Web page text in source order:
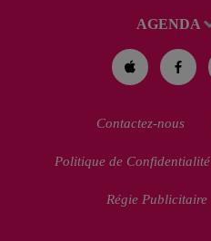
AGENDA
Contactez-nous
Politique de Confidentialité
Régie Publicitaire